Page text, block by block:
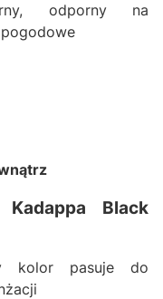
odporny na
Black
kolor pasuje do